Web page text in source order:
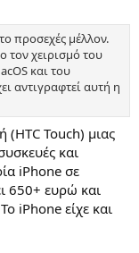
προσεχές μέλλον.
τον χειρισμό του
και του
αντιγραφτεί αυτή η
(HTC Touch) μιας
και
iPhone σε
650+ ευρώ και
iPhone είχε και